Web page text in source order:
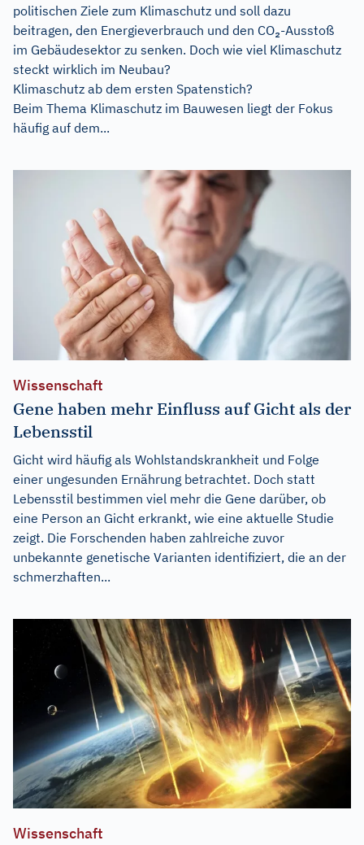
politischen Ziele zum Klimaschutz und soll dazu
beitragen, den Energieverbrauch und den CO₂-Ausstoß
im Gebäudesektor zu senken. Doch wie viel Klimaschutz
steckt wirklich im Neubau?
Klimaschutz ab dem ersten Spatenstich?
Beim Thema Klimaschutz im Bauwesen liegt der Fokus
häufig auf dem...
Wissenschaft
Gene haben mehr Einfluss auf Gicht als der
Lebensstil
Gicht wird häufig als Wohlstandskrankheit und Folge
einer ungesunden Ernährung betrachtet. Doch statt
Lebensstil bestimmen viel mehr die Gene darüber, ob
eine Person an Gicht erkrankt, wie eine aktuelle Studie
zeigt. Die Forschenden haben zahlreiche zuvor
unbekannte genetische Varianten identifiziert, die an der
schmerzhaften...
Wissenschaft